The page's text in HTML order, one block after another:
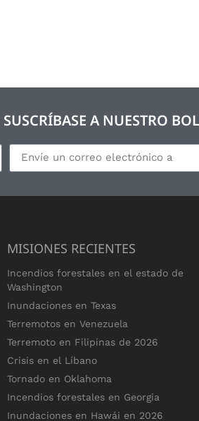
A NUESTRO
MISIONES RECIENTES
Incendios forestales en el estado de
Washington
Inundaciones en Texas
Terremotos en Venezuela
Terremoto en Filipinas de 2026
Crisis en el Líbano
Tornado en Oklahoma
Incendios forestales en Georgia
Inundaciones en Hawái en 2026